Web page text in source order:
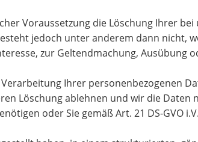
Voraussetzung die Löschung Ihrer
jedoch unter anderem dann nicht,
zur Geltendmachung, Ausübung
Verarbeitung Ihrer personenbezogenen
Löschung ablehnen und wir die Daten
oder Sie gemäß Art. 21 DS-GVO